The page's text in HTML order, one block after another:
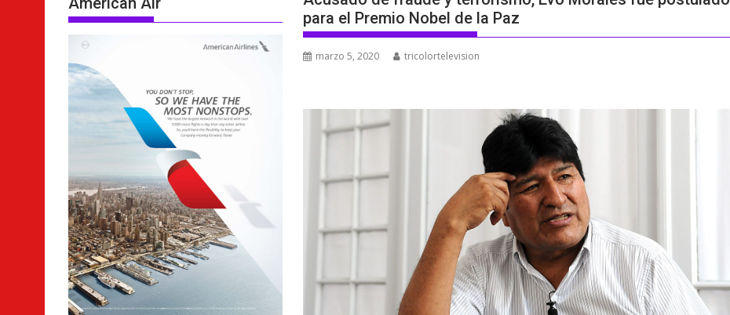
para el Premio Nobel de la Paz
marzo 5, 2020 tricolortelevision